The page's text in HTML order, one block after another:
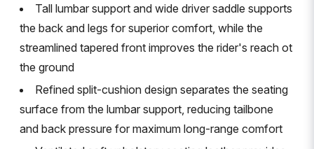
Tall lumbar support and wide driver saddle supports
the back and legs for superior comfort, while the
streamlined tapered front improves the rider's reach ot
the ground
Refined split-cushion design separates the seating
surface from the lumbar support, reducing tailbone
and back pressure for maximum long-range comfort